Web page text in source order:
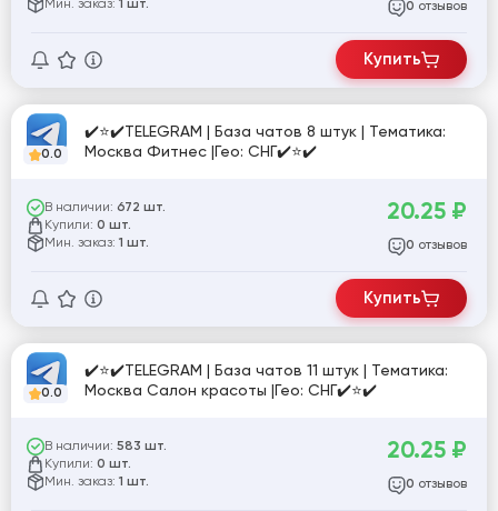
Мин. заказ: 1 шт. 0 отзывов
Купить
0.0
✔️⭐✔️TELEGRAM | База чатов 8 штук | Тематика:
Москва Фитнес |Гео: СНГ✔️⭐✔️
В наличии: 672 шт.
Купили: 0 шт.
Мин. заказ: 1 шт.
20.25 ₽
0 отзывов
Купить
0.0
✔️⭐✔️TELEGRAM | База чатов 11 штук | Тематика:
Москва Салон красоты |Гео: СНГ✔️⭐✔️
В наличии: 583 шт.
Купили: 0 шт.
Мин. заказ: 1 шт.
20.25 ₽
0 отзывов